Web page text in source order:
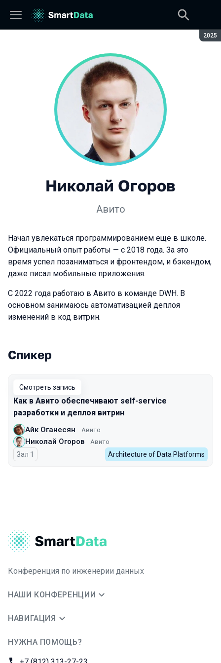
2025
Николай Огоров
Авито
Начал увлекаться программированием еще в школе.
Официальный опыт работы — с 2018 года. За это
время успел позаниматься и фронтендом, и бэкендом,
даже писал мобильные приложения.
С 2022 года работаю в Авито в команде DWH. В
основном занимаюсь автоматизацией деплоя
изменений в код витрин.
Выступления в сезоне 2025
Спикер
Смотреть запись
Как в Авито обеспечивают self-service
разработки и деплоя витрин
Айк Оганесян Авито
Николай Огоров Авито
Зал 1 Architecture of Data Platforms
Конференция по инженерии данных
НАШИ КОНФЕРЕНЦИИ
НАВИГАЦИЯ
НУЖНА ПОМОЩЬ?